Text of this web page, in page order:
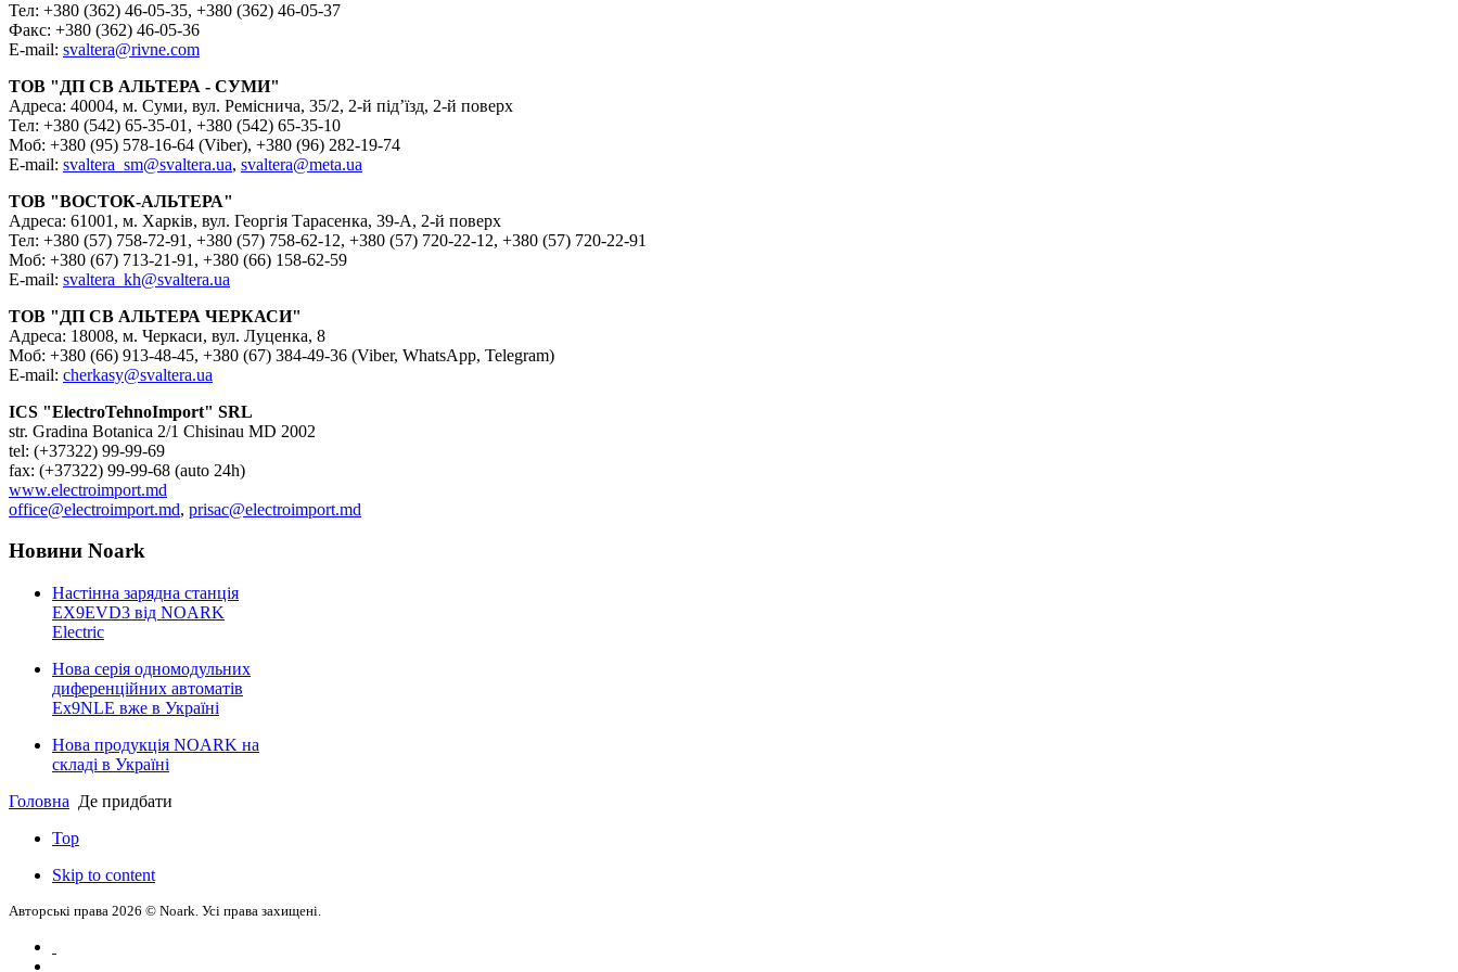
Тел: +380 (362) 46-05-35, +380 (362) 46-05-37
Факс: +380 (362) 46-05-36
E-mail: svaltera@rivne.com
ТОВ "ДП СВ АЛЬТЕРА - СУМИ"
Адреса: 40004, м. Суми, вул. Реміснича, 35/2, 2-й під’їзд, 2-й поверх
Тел: +380 (542) 65-35-01, +380 (542) 65-35-10
Моб: +380 (95) 578-16-64 (Viber), +380 (96) 282-19-74
E-mail: svaltera_sm@svaltera.ua, svaltera@meta.ua
ТОВ "ВОСТОК-АЛЬТЕРА"
Адреса: 61001, м. Харків, вул. Георгія Тарасенка, 39-А, 2-й поверх
Тел: +380 (57) 758-72-91, +380 (57) 758-62-12, +380 (57) 720-22-12, +380 (57) 720-22-91
Моб: +380 (67) 713-21-91, +380 (66) 158-62-59
E-mail: svaltera_kh@svaltera.ua
ТОВ "ДП СВ АЛЬТЕРА ЧЕРКАСИ"
Адреса: 18008, м. Черкаси, вул. Луценка, 8
Моб: +380 (66) 913-48-45, +380 (67) 384-49-36 (Viber, WhatsApp, Telegram)
E-mail: cherkasy@svaltera.ua
ICS "ElectroTehnoImport" SRL
str. Gradina Botanica 2/1 Chisinau MD 2002
tel: (+37322) 99-99-69
fax: (+37322) 99-99-68 (auto 24h)
www.electroimport.md
office@electroimport.md, prisac@electroimport.md
Новини Noark
Настінна зарядна станція
EX9EVD3 від NOARK
Electric
Нова серія одномодульних
диференційних автоматів
Ex9NLE вже в Україні
Нова продукція NOARK на
складі в Україні
Головна Де придбати
Top
Skip to content
Авторські права 2026 © Noark. Усі права захищені.